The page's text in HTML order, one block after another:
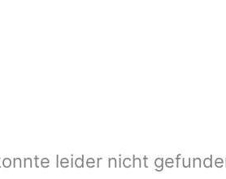
leider nicht